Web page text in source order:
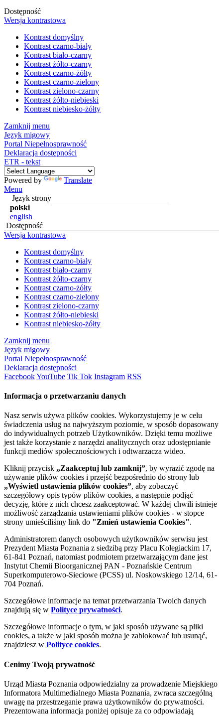
Dostępność
Wersja kontrastowa
Kontrast domyślny
Kontrast czarno-biały
Kontrast biało-czarny
Kontrast żółto-czarny
Kontrast czarno-żółty
Kontrast czarno-zielony
Kontrast zielono-czarny
Kontrast żółto-niebieski
Kontrast niebiesko-żółty
Zamknij menu
Język migowy
Portal Niepełnosprawność
Deklaracja dostępności
ETR - tekst
Powered by
Translate
Menu
Język strony
polski
english
Dostępność
Wersja kontrastowa
Kontrast domyślny
Kontrast czarno-biały
Kontrast biało-czarny
Kontrast żółto-czarny
Kontrast czarno-żółty
Kontrast czarno-zielony
Kontrast zielono-czarny
Kontrast żółto-niebieski
Kontrast niebiesko-żółty
Zamknij menu
Język migowy
Portal Niepełnosprawność
Deklaracja dostępności
FacebookYouTube Tik Tok Instagram RSS
Informacja o przetwarzaniu danych
Nasz serwis używa plików cookies. Wykorzystujemy je w celu
świadczenia usług na najwyższym poziomie, w sposób dopasowany
do indywidualnych potrzeb Użytkowników. Dzięki temu możliwe
jest także korzystanie z narzędzi analitycznych oraz udostępnianie
funkcji mediów społecznościowych i odtwarzacza wideo.
Kliknij przycisk „Zaakceptuj lub zamknij”, by wyrazić zgodę na
używanie plików cookies i przejść bezpośrednio do strony lub
„Wyświetl ustawienia plików cookies”, aby zobaczyć
szczegółowy opis typów plików cookies, a następnie podjąć
decyzję, które z nich chcesz zaakceptować. W każdej chwili istnieje
możliwość zarządzania ustawieniami plików cookies - w stopce
strony umieściliśmy link do "Zmień ustawienia Cookies".
Administratorem danych osobowych użytkowników serwisu jest
Prezydent Miasta Poznania z siedzibą przy Placu Kolegiackim 17,
61-841 Poznań, natomiast podmiotem przetwarzającym dane jest
Instytut Chemii Bioorganicznej PAN - Poznańskie Centrum
Superkomputerowo-Sieciowe (PCSS) ul. Noskowskiego 12/14, 61-
704 Poznań.
Szczegółowe informacje na temat przetwarzania Twoich danych
znajdują się w Polityce prywatności.
Szczegółowe informacje o tym, w jaki sposób używane są pliki
cookies, a także w jaki sposób można je zablokować lub usunąć,
znajdziesz w Polityce cookies.
Cenimy Twoją prywatność
Urząd Miasta Poznania odpowiedzialny za prowadzenie Miejskiego
Informatora Multimedialnego Miasta Poznania, zwraca szczególną
uwagę na przestrzeganie prawa użytkowników do prywatności.
Prezentowana informacja poniżej opisuje za co odpowiadają